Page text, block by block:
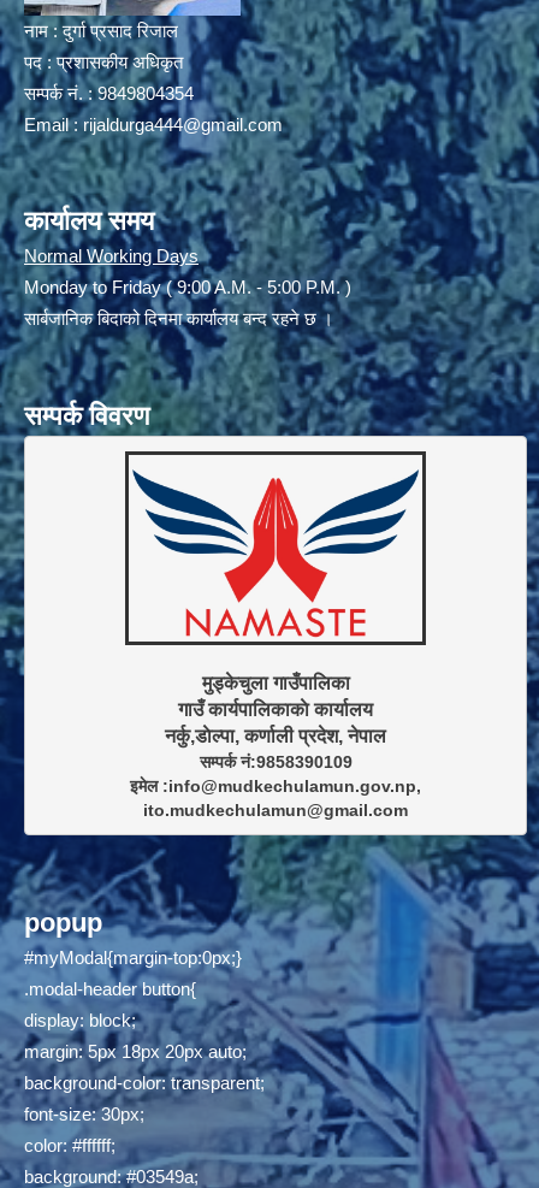
नाम : दुर्गा प्रसाद रिजाल
पद : प्रशासकीय अधिकृत
सम्पर्क नं. : 9849804354
Email : rijaldurga444@gmail.com
कार्यालय समय
Normal Working Days
Monday to Friday ( 9:00 A.M. - 5:00 P.M. )
सार्बजानिक बिदाको दिनमा कार्यालय बन्द रहने छ ।
सम्पर्क विवरण
मुड्केचुला गाउँपालिका
गाउँ कार्यपालिकाकाे कार्यालय
सम्पर्क नं:9858390109
इमेल :info@mudkechulamun.gov.np,
ito.mudkechulamun@gmail.com
popup
#myModal{margin-top:0px;}
.modal-header button{
display: block;
margin: 5px 18px 20px auto;
background-color: transparent;
font-size: 30px;
color: #ffffff;
background: #03549a;